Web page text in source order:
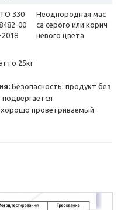
330
00
2018
Неоднородная мас
са серого или корич
невого цвета
25кг
Безопасность: продукт без
хорошо проветриваемый